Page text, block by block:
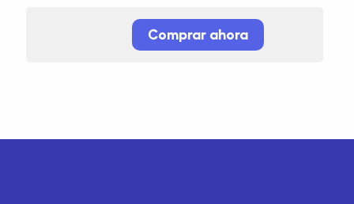
Comprar ahora